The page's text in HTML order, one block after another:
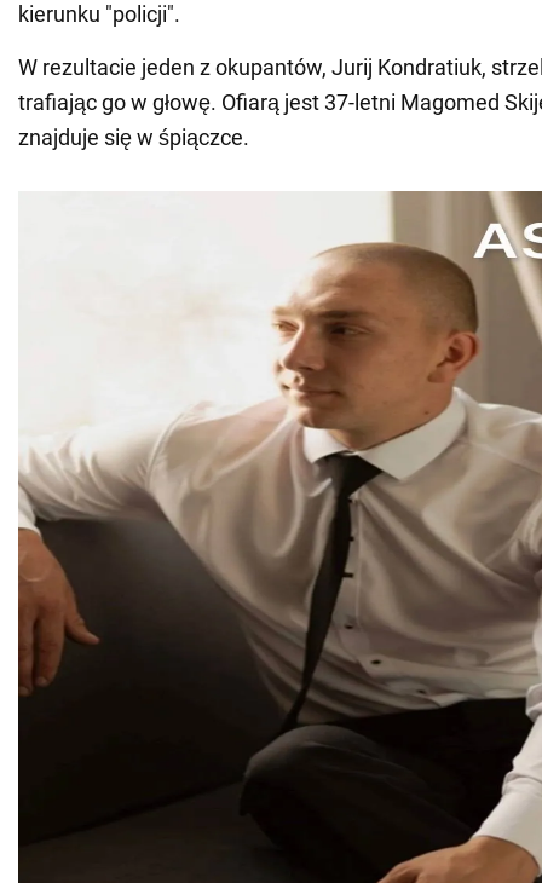
kierunku "policji".
W rezultacie jeden z okupantów, Jurij Kondratiuk,
trafiając go w głowę. Ofiarą jest 37-letni Magomed
znajduje się w śpiączce.